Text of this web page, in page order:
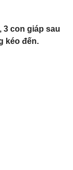
3 con giáp sau
kéo đến.